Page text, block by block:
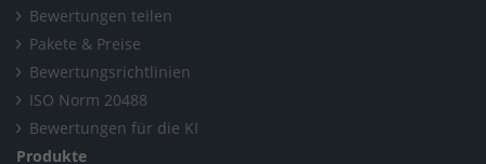
Bewertungen teilen
Pakete & Preise
Bewertungsrichtlinien
ISO Norm 20488
Bewertungen für die KI
Produkte